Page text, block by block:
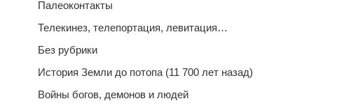
Палеоконтакты
Телекинез, телепортация, левитация…
Без рубрики
История Земли до потопа (11 700 лет назад)
Войны богов, демонов и людей